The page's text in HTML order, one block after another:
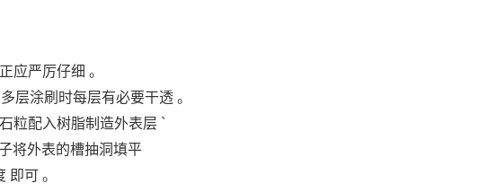
应严厉仔细 。
层涂刷时每层有必要干透 。
粒配入树脂制造外表层 `
将外表的槽抽洞填平
即可 。